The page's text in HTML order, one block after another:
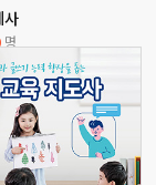
사
명